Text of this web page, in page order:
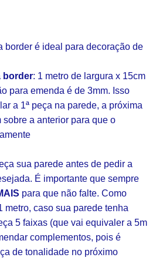
border é ideal para decoração de
border: 1 metro de largura x 15cm
para emenda é de 3mm. Isso
a 1ª peça na parede, a próxima
a anterior para que o
sua parede antes de pedir a
É importante que sempre
para que não falte. Como
metro, caso sua parede tenha
5 faixas (que vai equivaler a 5m
complementos, pois é
de tonalidade no próximo